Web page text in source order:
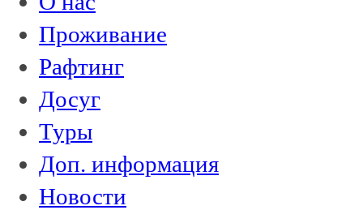
Проживание
Рафтинг
Досуг
Туры
Доп. информация
Новости